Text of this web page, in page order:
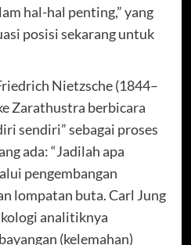
hal-hal penting,” yang
posisi sekarang untuk
Nietzsche (1844–
Zarathustra berbicara
sendiri” sebagai proses
ada: “Jadilah apa
pengembangan
lompatan buta. Carl Jung
analitiknya
(kelemahan)